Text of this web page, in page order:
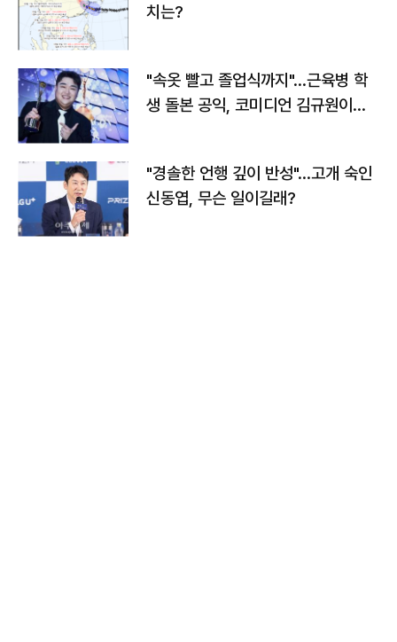
치는?
"속옷 빨고 졸업식까지"…근육병 학
생 돌본 공익, 코미디언 김규원이었
"경솔한 언행 깊이 반성"…고개 숙인
신동엽, 무슨 일이길래?